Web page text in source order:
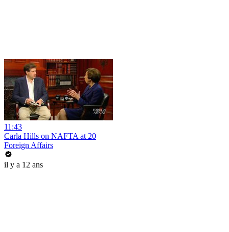
11:43
Carla Hills on NAFTA at 20
Foreign Affairs
il y a 12 ans